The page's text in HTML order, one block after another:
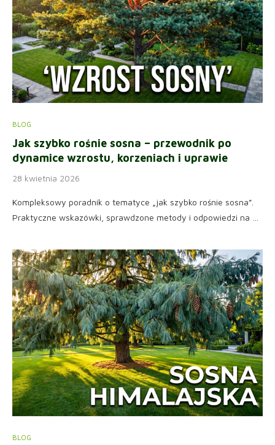
BLOG
Jak szybko rośnie sosna – przewodnik po
dynamice wzrostu, korzeniach i uprawie
28 kwietnia 2026
Kompleksowy poradnik o tematyce „jak szybko rośnie sosna”.
Praktyczne wskazówki, sprawdzone metody i odpowiedzi na …
BLOG